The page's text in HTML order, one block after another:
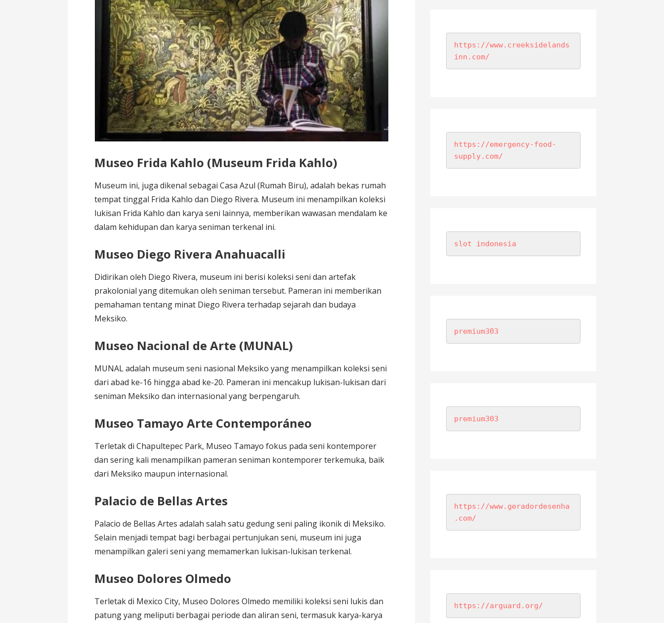
Museo Frida Kahlo (Museum Frida Kahlo)
Museum ini, juga dikenal sebagai Casa Azul (Rumah Biru), adalah bekas rumah
tempat tinggal Frida Kahlo dan Diego Rivera. Museum ini menampilkan koleksi
lukisan Frida Kahlo dan karya seni lainnya, memberikan wawasan mendalam ke
dalam kehidupan dan karya seniman terkenal ini.
Museo Diego Rivera Anahuacalli
Didirikan oleh Diego Rivera, museum ini berisi koleksi seni dan artefak
prakolonial yang ditemukan oleh seniman tersebut. Pameran ini memberikan
pemahaman tentang minat Diego Rivera terhadap sejarah dan budaya
Meksiko.
Museo Nacional de Arte (MUNAL)
MUNAL adalah museum seni nasional Meksiko yang menampilkan koleksi seni
dari abad ke-16 hingga abad ke-20. Pameran ini mencakup lukisan-lukisan dari
seniman Meksiko dan internasional yang berpengaruh.
Museo Tamayo Arte Contemporáneo
Terletak di Chapultepec Park, Museo Tamayo fokus pada seni kontemporer
dan sering kali menampilkan pameran seniman kontemporer terkemuka, baik
dari Meksiko maupun internasional.
Palacio de Bellas Artes
Palacio de Bellas Artes adalah salah satu gedung seni paling ikonik di Meksiko.
Selain menjadi tempat bagi berbagai pertunjukan seni, museum ini juga
menampilkan galeri seni yang memamerkan lukisan-lukisan terkenal.
Museo Dolores Olmedo
Terletak di Mexico City, Museo Dolores Olmedo memiliki koleksi seni lukis dan
patung yang meliputi berbagai periode dan aliran seni, termasuk karya-karya
https://www.creeksidelands
inn.com/
https://emergency-food-
supply.com/
slot indonesia
premium303
premium303
https://www.geradordesenha
.com/
https://arguard.org/